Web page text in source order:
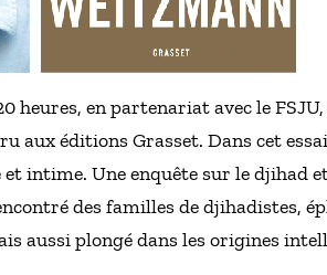
heures, en partenariat avec le
aux éditions Grasset. Dans cet
intime. Une enquête sur le djihad
des familles de djihadistes,
aussi plongé dans les origines